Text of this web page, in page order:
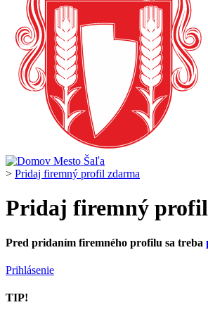
> Pridaj firemný profil zdarma
Pridaj firemný
Pred pridaním firemného profilu sa treba
Prihlásenie
TIP!